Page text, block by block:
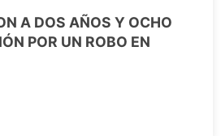
A DOS AÑOS Y OCHO
POR UN ROBO EN